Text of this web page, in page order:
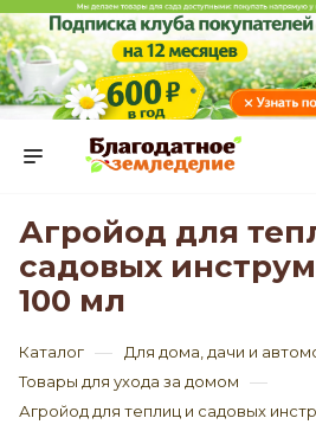
Агройод для
садовых
100 мл
Каталог — Для дома, дачи и
Товары для ухода за домом —
Агройод для теплиц и садовых